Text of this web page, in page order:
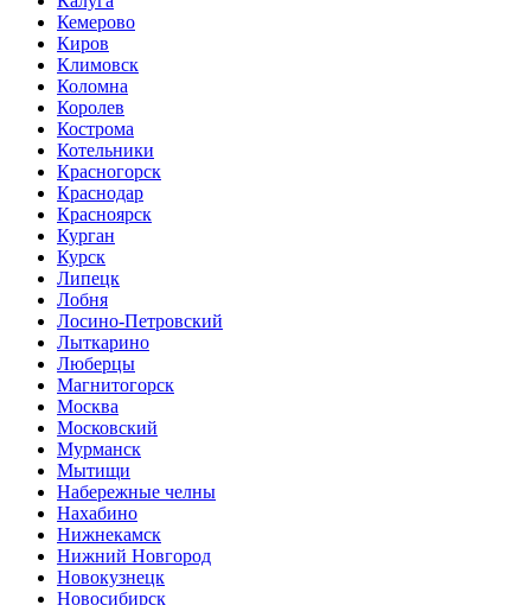
Кемерово
Киров
Климовск
Коломна
Королев
Кострома
Котельники
Красногорск
Краснодар
Красноярск
Курган
Курск
Липецк
Лобня
Лосино-Петровский
Лыткарино
Люберцы
Магнитогорск
Москва
Московский
Мурманск
Мытищи
Набережные челны
Нахабино
Нижнекамск
Нижний Новгород
Новокузнецк
Новосибирск